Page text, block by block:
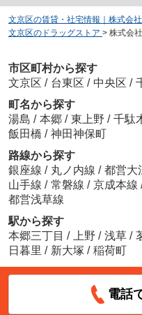
文京区の賃貸・社宅情報｜株式会
文京区のドラッグストア > 株式会
市区町村から探す
文京区 / 台東区 / 中央区 /
町名から探す
湯島 / 本郷 / 東上野 / 千駄
飯田橋 / 神田神保町
路線から探す
銀座線 / 丸ノ内線 / 都営大
山手線 / 常磐線 / 京成本線
都営浅草線
駅から探す
本郷三丁目 / 上野 / 浅草 /
日暮里 / 新大塚 / 稲荷町
電話